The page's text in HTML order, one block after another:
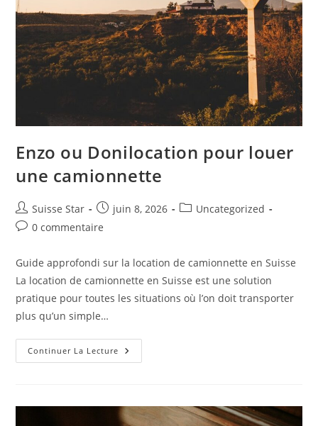
Enzo ou Donilocation pour louer
une camionnette
Auteur/autrice
de
Suisse Star
Publication
publiée :
juin 8, 2026
PostUncategorized
Commentaires
publication :
0 commentaire
Guide approfondi sur la location de camionnette en Suisse
La location de camionnette en Suisse est une solution
pratique pour toutes les situations où l’on doit transporter
plus qu’un simple…
Continuer La Lecture Enzo
Ou
Camionnette